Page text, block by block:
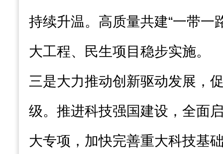
持续升温。高质量共建“一带一
大工程、民生项目稳步实施。
三是大力推动创新驱动发展，
级。推进科技强国建设，全面
大专项，加快完善重大科技基